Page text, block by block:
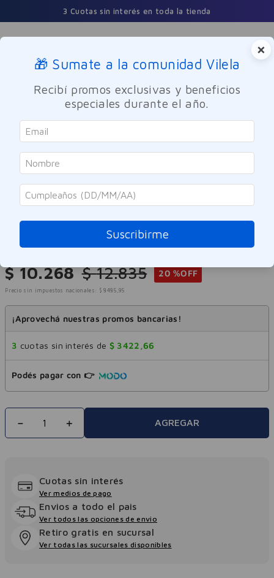
3 Cuotas sin interés en toda la tienda
Buscar
Cuidado Personal Higiene femenina
Evagina
Evagina Gel Íntimo Hidratante Y
Lubricante 50ml
Referencia:9959268
$ 10.268 $ 12.835 20 %OFF
Precio sin impuestos nacionales: $ 8485 ,95
¡Aprovechá nuestras promos bancarias!
3 cuotas sin interés de $ 3422 ,66
Podés pagar con 👉
＋
－ AGREGAR
Cuotas sin interés
Ver medios de pago
Envios a todo el pais
Ver todos las opciones de envio
Retiro gratis en sucursal
Ver todas las sucursales disponibles
×
🎁 Sumate a la comunidad Vilela
Recibí promos exclusivas y beneficios
especiales durante el año.
Suscribirme